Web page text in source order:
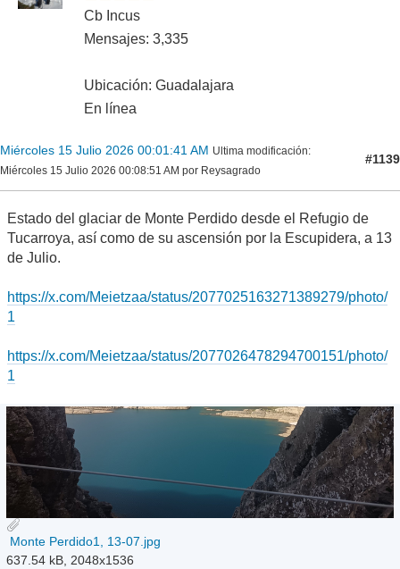
Cb Incus
Mensajes: 3,335
Ubicación: Guadalajara
En línea
Miércoles 15 Julio 2026 00:01:41 AM Ultima modificación:
Miércoles 15 Julio 2026 00:08:51 AM por Reysagrado
#1139
Estado del glaciar de Monte Perdido desde el Refugio de
Tucarroya, así como de su ascensión por la Escupidera, a 13
de Julio.
https://x.com/Meietzaa/status/2077025163271389279/photo/
1
https://x.com/Meietzaa/status/2077026478294700151/photo/
1
Monte Perdido1, 13-07.jpg
637.54 kB, 2048x1536